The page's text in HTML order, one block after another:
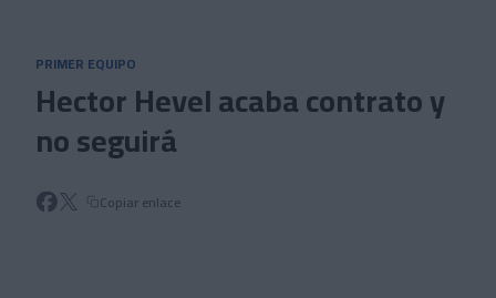
PRIMER EQUIPO
Hector Hevel acaba contrato y
no seguirá
Copiar enlace